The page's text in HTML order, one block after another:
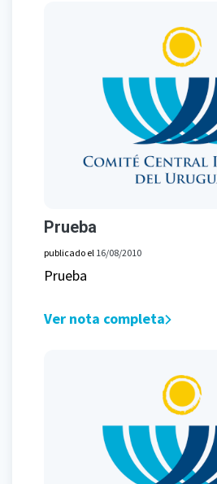
Prueba
publicado el 16/08/2010
Prueba
Ver nota completa